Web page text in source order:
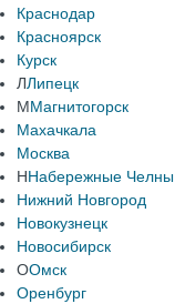
Краснодар
Красноярск
Курск
ЛЛипецк
ММагнитогорск
Махачкала
Москва
ННабережные Челны
Нижний Новгород
Новокузнецк
Новосибирск
ООмск
Оренбург